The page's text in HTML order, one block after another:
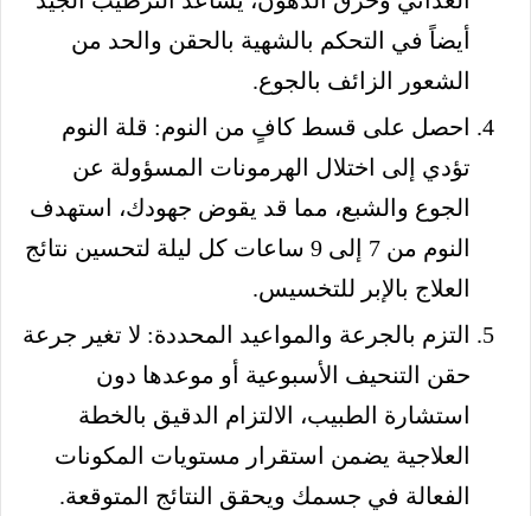
أيضاً في التحكم بالشهية بالحقن والحد من
الشعور الزائف بالجوع.
احصل على قسط كافٍ من النوم: قلة النوم
تؤدي إلى اختلال الهرمونات المسؤولة عن
الجوع والشبع، مما قد يقوض جهودك، استهدف
النوم من 7 إلى 9 ساعات كل ليلة لتحسين نتائج
العلاج بالإبر للتخسيس.
التزم بالجرعة والمواعيد المحددة: لا تغير جرعة
حقن التنحيف الأسبوعية أو موعدها دون
استشارة الطبيب، الالتزام الدقيق بالخطة
العلاجية يضمن استقرار مستويات المكونات
الفعالة في جسمك ويحقق النتائج المتوقعة.